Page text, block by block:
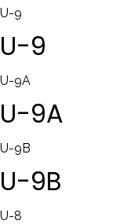
U-9
U-9
U-9A
U-9A
U-9B
U-9B
U-8